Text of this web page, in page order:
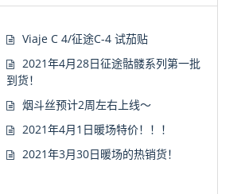
Viaje C 4/征途C-4 试茄贴
2021年4月28日征途骷髅系列第一批
到货！
烟斗丝预计2周左右上线～
2021年4月1日暖场特价！！！
2021年3月30日暖场的热销货！